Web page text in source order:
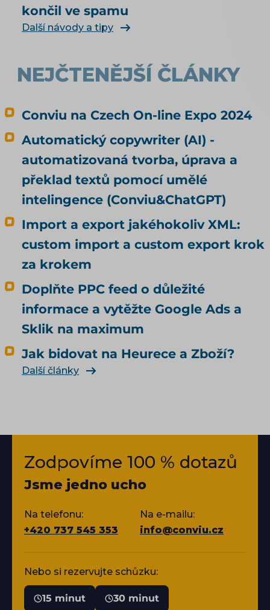
končil ve spamu
Další návody a tipy
NEJČTENĚJŠÍ ČLÁNKY
Conviu na Czech On-line Expo 2024
Automatický copywriter (AI) -
automatizovaná tvorba, úprava a
překlad textů pomocí umělé
intelingence (Conviu&ChatGPT)
Import a export jakéhokoliv XML:
custom import a custom export krok
za krokem
Doplňte PPC feed o důležité
informace a vytěžte Google Ads a
Sklik na maximum
Jak bidovat na Heurece a Zboží?
Další články
Zodpovíme 100 % dotazů
Jsme jedno ucho
Na telefonu:
+420 737 545 353
Na e-mailu:
info@conviu.cz
Nebo si rezervujte schůzku:
15 minut 30 minut